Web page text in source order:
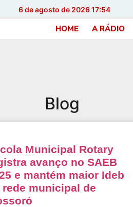
6 de agosto de 2026 17:54
HOME A RÁDIO
Blog
Municipal Rotary
avanço no SAEB
e mantém maior Ideb
rede municipal de